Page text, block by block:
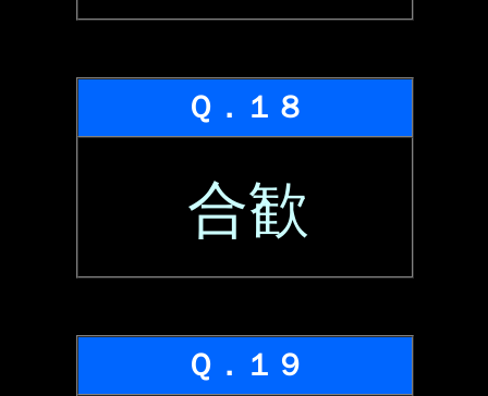
Ｑ．１８
合歓
Ｑ．１９